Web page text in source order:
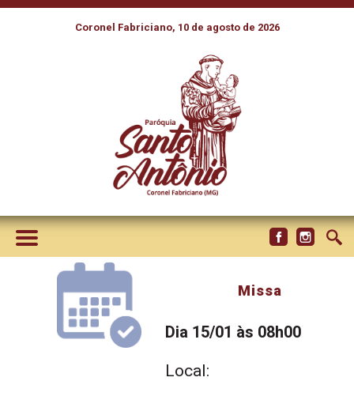
Coronel Fabriciano, 10 de agosto de 2026
Missa
Dia 15/01 às 08h00
Local: